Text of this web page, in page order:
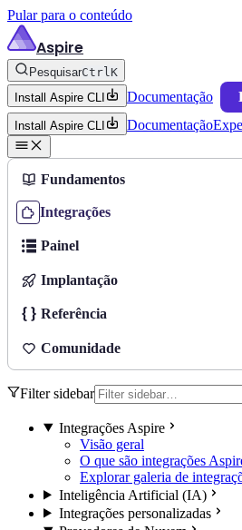
Pular para o conteúdo
Aspire
PesquisarCtrlK
Install Aspire CLI
Documentação
Install Aspire CLI Documentação
Fundamentos
Integrações
Painel
Implantação
Referência
Comunidade
Filter sidebar
Integrações Aspire
Visão geral
O que são integrações
Explorar galeria de
Inteligência Artificial (IA)
Integrações personalizadas